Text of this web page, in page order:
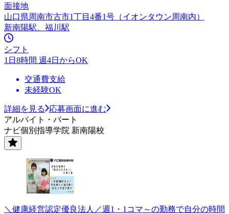
面接地
山口県周南市古市1丁目4番1号（イオンタウン周南内）
新南陽駅、福川駅
シフト
1日8時間 週4日からOK
交通費支給
未経験OK
詳細を見る
応募画面に進む
アルバイト・パート
ナビ個別指導学院 新南陽校
＼健康経営認定優良法人／週1・1コマ～の勤務で自分の時間